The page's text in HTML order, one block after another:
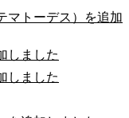
マトーデス）を追加
しました
しました